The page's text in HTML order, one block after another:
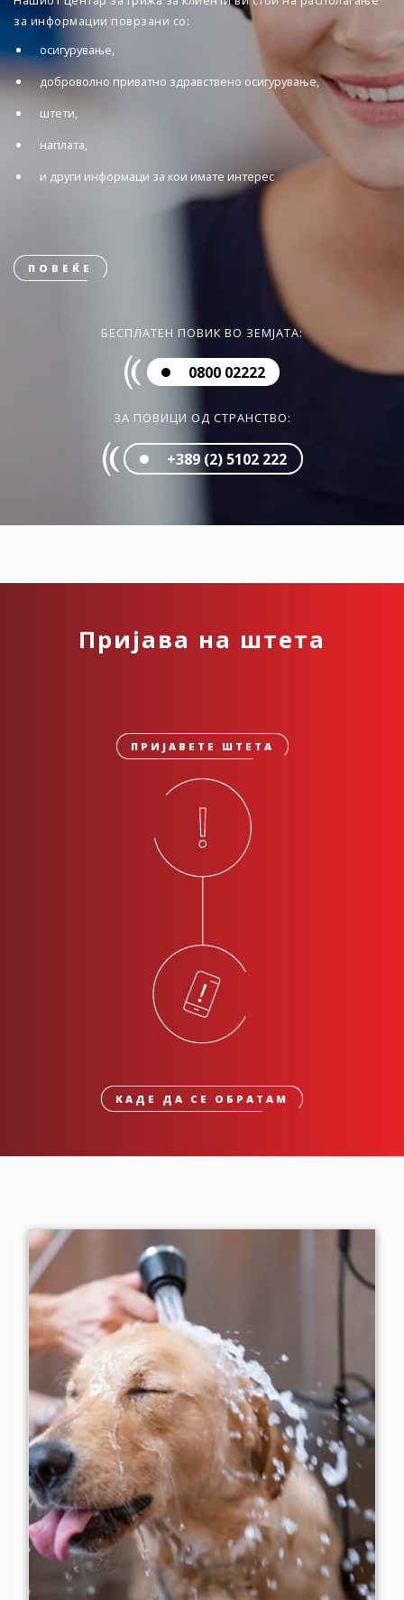
за информации поврзани со:
осигурување,
доброволно приватно здравствено осигурување,
штети,
наплата,
и други информаци за кои имате интерес
ПОВЕЌЕ
БЕСПЛАТЕН ПОВИК ВО ЗЕМЈАТА:
0800 02222
ЗА ПОВИЦИ ОД СТРАНСТВО:
+389 (2) 5102 222
Пријава на штета
ПРИЈАВЕТЕ ШТЕТА
КАДЕ ДА СЕ ОБРАТАМ